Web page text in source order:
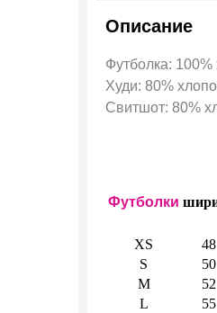
Описание
Футболка: 100%
Худи: 80%
Свитшот: 80%
Футболки
XS 48
S
50
M
52
L
55